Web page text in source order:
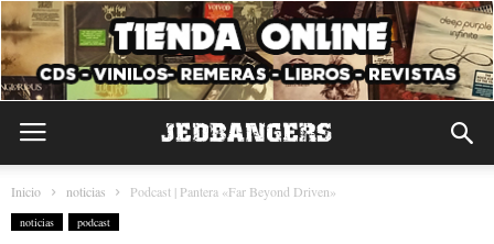
Inicio noticias Podcast | Pantera «Far Beyond Driven»
noticias podcast